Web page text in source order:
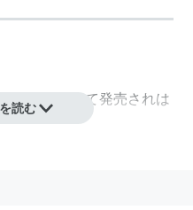
ドフによって発売されは
読む